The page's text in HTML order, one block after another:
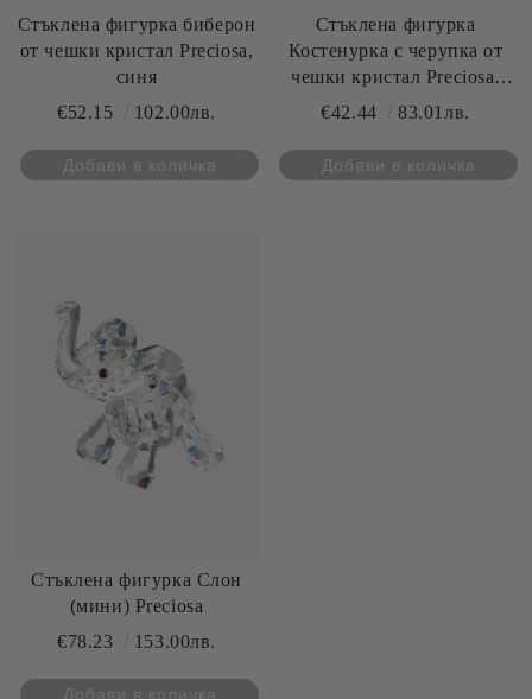
Стъклена фигурка биберон
от чешки кристал Preciosa,
синя
€52.15
102.00лв.
Стъклена фигурка
Костенурка с черупка от
чешки кристал Preciosa,
хром
€42.44 83.01лв.
Стъклена фигурка Слон
(мини) Preciosa
€78.23
153.00лв.